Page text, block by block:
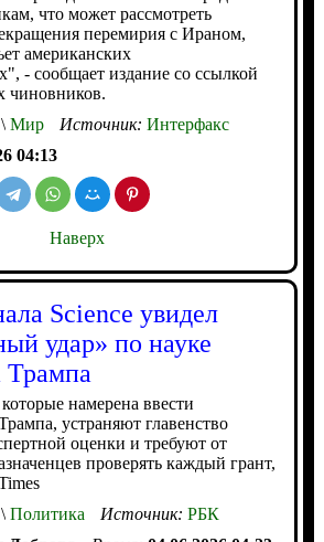
что может рассмотреть
перемирия с Ираном,
американских
- сообщает издание со ссылкой
чиновников.
Мир Источник: Интерфакс
04:13
Наверх
Science увидел
удар» по науке
намерена ввести
устраняют главенство
оценки и требуют от
проверять каждый грант,
Политика Источник: РБК